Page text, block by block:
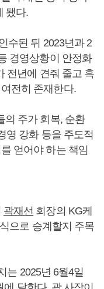
됐다.
수된 뒤 2023년과 2
경영상황이 안정화
전년에 견줘 줄고 흑
전히 존재한다.
의 주가 회복, 순환
영 강화 등을 주도적
얻어야 하는 책임
곽재선 회장의 KG케
으로 승계할지 주목
는 2025년 6월4일